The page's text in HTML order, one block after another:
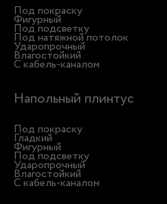
Под покраску
Фигурный
Под подсветку
Под натяжной потолок
Ударопрочный
Влагостойкий
С кабель-каналом
Напольный плинтус
Под покраску
Гладкий
Фигурный
Под подсветку
Ударопрочный
Влагостойкий
С кабель-каналом